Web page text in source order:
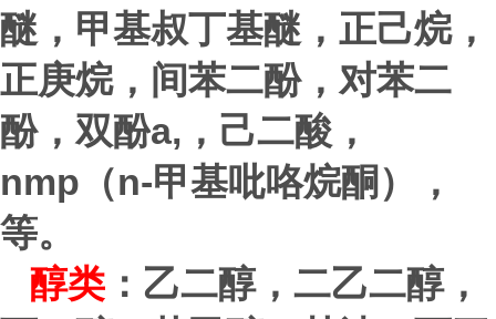
醚，甲基叔丁基醚，正己烷，
正庚烷，间苯二酚，对苯二
酚，双酚a, ，己二酸，
nmp （n-甲基吡咯烷酮），
等。
醇类 ：乙二醇，二乙二醇，